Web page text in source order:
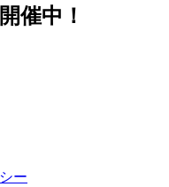
催中！
ー